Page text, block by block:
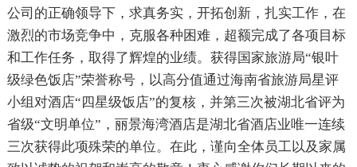
公司的正确领导下，求真务实，开拓创新，扎实工作，在
激烈的市场竞争中，克服各种困难，超额完成了各项目标
和工作任务，取得了辉煌的业绩。获得国家旅游局“银叶
级绿色饭店”荣誉称号，以高分值通过海南省旅游局星评
小组对酒店“四星级饭店”的复核，并第三次被湖北省评为
省级“文明单位”，丽景海湾酒店是湖北省酒店业唯一连续
三次获得此项殊荣的单位。在此，谨向全体员工以及家属